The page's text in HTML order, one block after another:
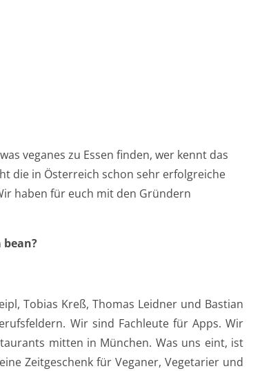
veganes zu Essen finden, wer kennt das
die in Österreich schon sehr erfolgreiche
haben für euch mit den Gründern
Tobias Kreß, Thomas Leidner und Bastian
Wir sind Fachleute für Apps. Wir
mitten in München. Was uns eint, ist
Zeitgeschenk für Veganer, Vegetarier und